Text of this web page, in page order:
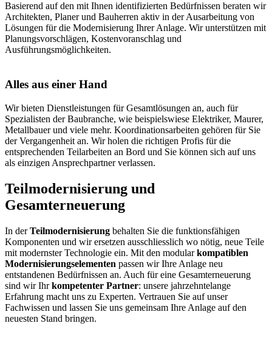
Basierend auf den mit Ihnen identifizierten Bedürfnissen beraten wir
Architekten, Planer und Bauherren aktiv in der Ausarbeitung von
Lösungen für die Modernisierung Ihrer Anlage. Wir unterstützen mit
Planungsvorschlägen, Kostenvoranschlag und
Ausführungsmöglichkeiten.
Alles aus einer Hand
Wir bieten Dienstleistungen für Gesamtlösungen an, auch für
Spezialisten der Baubranche, wie beispielswiese Elektriker, Maurer,
Metallbauer und viele mehr. Koordinationsarbeiten gehören für Sie
der Vergangenheit an. Wir holen die richtigen Profis für die
entsprechenden Teilarbeiten an Bord und Sie können sich auf uns
als einzigen Ansprechpartner verlassen.
Teilmodernisierung und
Gesamterneuerung
In derTeilmodernisierung behalten Sie die funktionsfähigen
Komponenten und wir ersetzen ausschliesslich wo nötig, neue Teile
mit modernster Technologie ein. Mit den modularkompatiblen
Modernisierungselementen passen wir Ihre Anlage neu
entstandenen Bedürfnissen an. Auch für eine Gesamterneuerung
sind wir Ihrkompetenter Partner: unsere jahrzehntelange
Erfahrung macht uns zu Experten. Vertrauen Sie auf unser
Fachwissen und lassen Sie uns gemeinsam Ihre Anlage auf den
neuesten Stand bringen.